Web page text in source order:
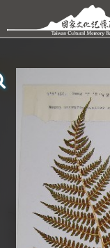
跳到主要內容區塊